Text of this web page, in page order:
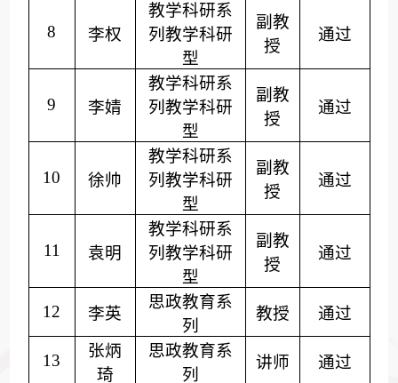
8 李权
教学科研系
列 教学科研
型
副教
授
通过
9 李婧
教学科研系
列 教学科研
型
副教
授
通过
10 徐帅
教学科研系
列 教学科研
型
副教
授
通过
11 袁明
教学科研系
列 教学科研
型
副教
授
通过
12 李英
思政教育系
列
教授 通过
13
张炳
琦
思政教育系
列
讲师 通过